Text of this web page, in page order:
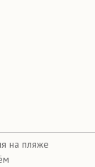
на пляже